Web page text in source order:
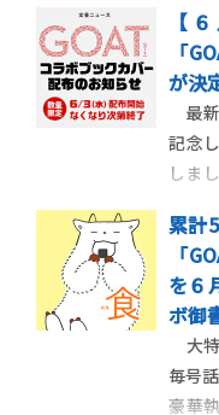
ー・
営す
ット
して
【
「
が決
最
記念
しま
たし
累計
「
を６
ボ御
大
毎号
豪華